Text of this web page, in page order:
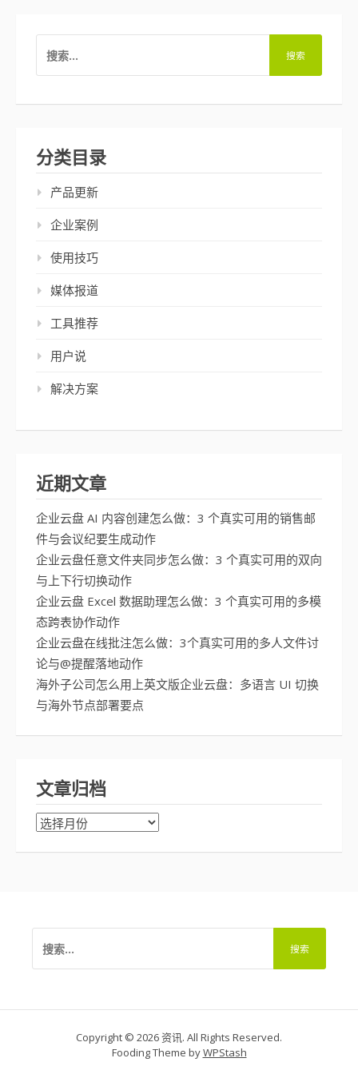
索：
分类目录
产品更新
企业案例
使用技巧
媒体报道
工具推荐
用户说
解决方案
近期文章
企业云盘 AI 内容创建怎么做：3 个真实可用的销售邮
件与会议纪要生成动作
企业云盘任意文件夹同步怎么做：3 个真实可用的双向
与上下行切换动作
企业云盘 Excel 数据助理怎么做：3 个真实可用的多模
态跨表协作动作
企业云盘在线批注怎么做：3个真实可用的多人文件讨
论与@提醒落地动作
海外子公司怎么用上英文版企业云盘：多语言 UI 切换
与海外节点部署要点
文章归档
文
归
索：
Copyright © 2026 资讯. All Rights Reserved.
Fooding Theme byWPStash